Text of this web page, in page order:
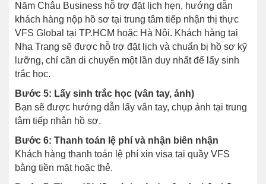
Năm Châu Business hỗ trợ đặt lịch hẹn, hướng dẫn
khách hàng nộp hồ sơ tại trung tâm tiếp nhận thị thực
VFS Global tại TP.HCM hoặc Hà Nội. Khách hàng tại
Nha Trang sẽ được hỗ trợ đặt lịch và chuẩn bị hồ sơ kỹ
lưỡng, chỉ cần di chuyển một lần duy nhất để lấy sinh
trắc học.
Bước 5: Lấy sinh trắc học (vân tay, ảnh)
Bạn sẽ được hướng dẫn lấy vân tay, chụp ảnh tại trung
tâm tiếp nhận hồ sơ.
Bước 6: Thanh toán lệ phí và nhận biên nhận
Khách hàng thanh toán lệ phí xin visa tại quầy VFS
bằng tiền mặt hoặc thẻ.